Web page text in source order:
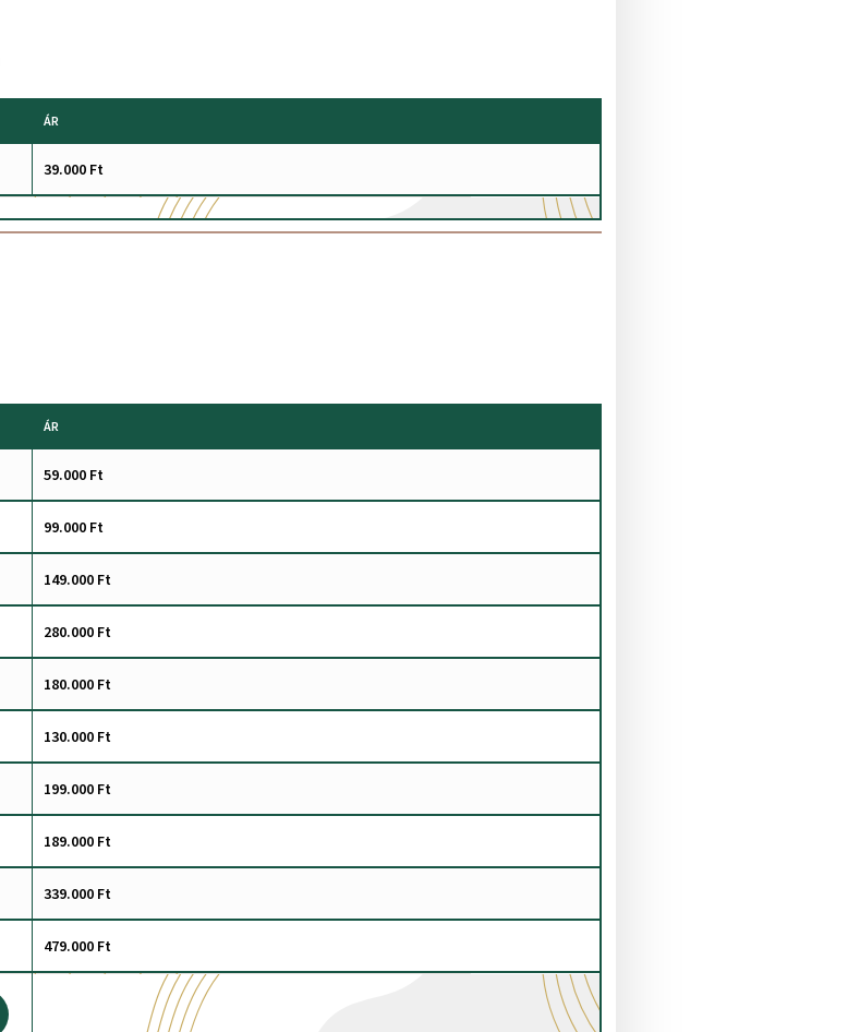
ÁR
39.000 Ft
ÁR
59.000 Ft
99.000 Ft
149.000 Ft
280.000 Ft
180.000 Ft
130.000 Ft
199.000 Ft
189.000 Ft
339.000 Ft
479.000 Ft